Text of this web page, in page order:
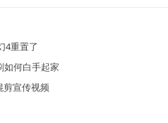
4重置了
如何白手起家
剪宣传视频